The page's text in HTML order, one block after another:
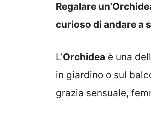
Regalare
curioso di andare a
L’Orchidea è una
in giardino o sul
grazia sensuale,